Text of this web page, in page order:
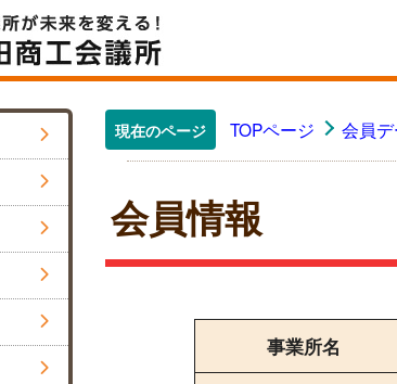
現在のページ TOPページ 会員
会員情報
事業所名